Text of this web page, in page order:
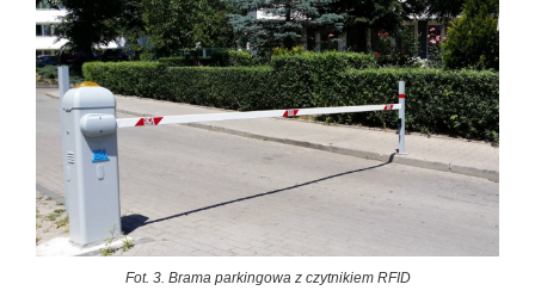
Fot. 3. Brama parkingowa z czytnikiem RFID